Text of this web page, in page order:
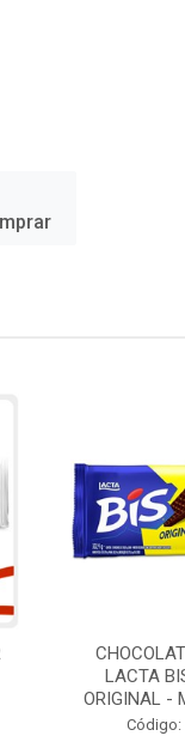
LACTA
ORIGINAL -
Código: